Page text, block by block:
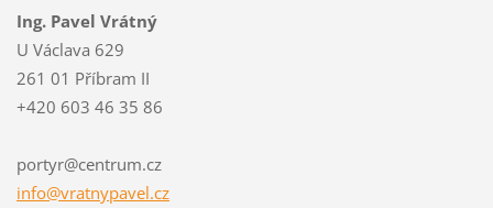
Ing. Pavel Vrátný
U Václava 629
261 01 Příbram II
+420 603 46 35 86
portyr@centrum.cz
info@vratnypavel.cz